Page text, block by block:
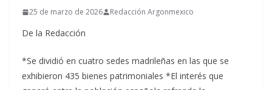
25 de marzo de 2026 Redacción Argonmexico
De la Redacción
*Se dividió en cuatro sedes madrileñas en las que se
exhibieron 435 bienes patrimoniales *El interés que